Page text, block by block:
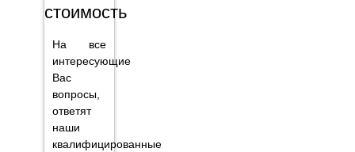
стоимость
На все
интересующие
Вас
вопросы,
ответят
наши
квалифицированные